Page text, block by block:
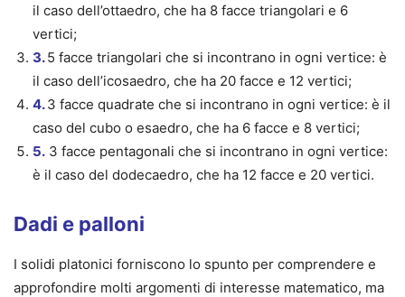
il caso dell’ottaedro, che ha 8 facce triangolari e 6
vertici;
3.5 facce triangolari che si incontrano in ogni vertice: è
il caso dell’icosaedro, che ha 20 facce e 12 vertici;
4.3 facce quadrate che si incontrano in ogni vertice: è il
caso del cubo o esaedro, che ha 6 facce e 8 vertici;
5. 3 facce pentagonali che si incontrano in ogni vertice:
è il caso del dodecaedro, che ha 12 facce e 20 vertici.
Dadi e palloni
I solidi platonici forniscono lo spunto per comprendere e
approfondire molti argomenti di interesse matematico, ma